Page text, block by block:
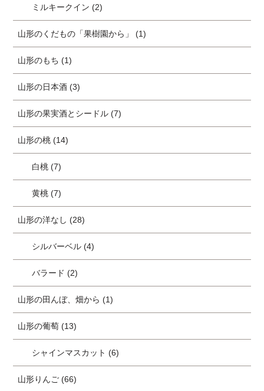
ミルキークイン (2)
山形のくだもの「果樹園から」 (1)
山形のもち (1)
山形の日本酒 (3)
山形の果実酒とシードル (7)
山形の桃 (14)
白桃 (7)
黄桃 (7)
山形の洋なし (28)
シルバーベル (4)
バラード (2)
山形の田んぼ、畑から (1)
山形の葡萄 (13)
シャインマスカット (6)
山形りんご (66)